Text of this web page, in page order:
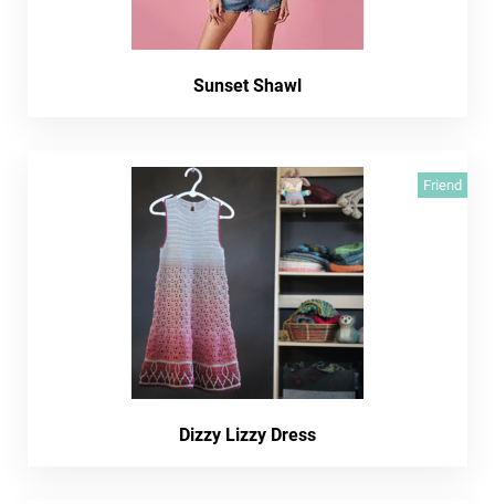
Sunset Shawl
Friend
Dizzy Lizzy Dress